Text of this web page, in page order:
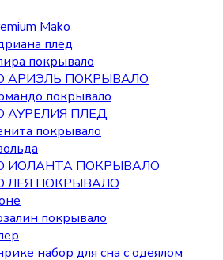
Mako
плед
покрывало
АРИЭЛЬ ПОКРЫВАЛО
покрывало
АУРЕЛИЯ ПЛЕД
покрывало
ИОЛАНТА ПОКРЫВАЛО
ЛЕЯ ПОКРЫВАЛО
покрывало
набор для сна с одеялом